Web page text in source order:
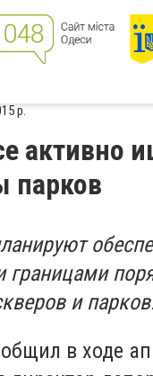
р.
активно
парков
границами
и
в ходе